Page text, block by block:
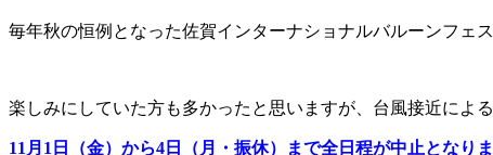
毎年秋の恒例となった佐賀インターナショナルバルーンフェ
楽しみにしていた方も多かったと思いますが、台風接近によ
11月1日（金）から4日（月・振休）まで全日程が中止となりま